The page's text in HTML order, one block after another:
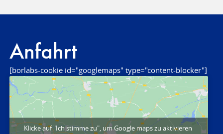
Anfahrt
[borlabs-cookie id="googlemaps" type="content-blocker"]
Klicke auf "Ich stimme zu", um Google maps zu aktivieren